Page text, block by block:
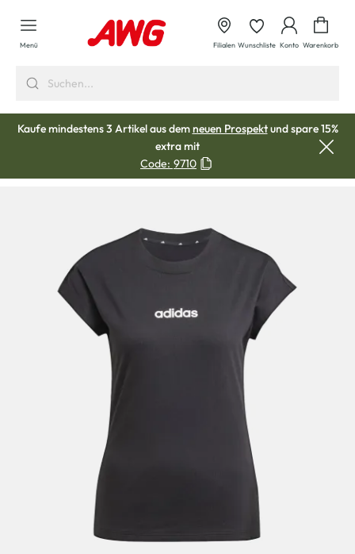
springen
Menü Filialen Wunschliste Konto Warenkorb
Kaufe mindestens 3 Artikel aus demneuen Prospektund spare 15%
extra mit
Code: 9710